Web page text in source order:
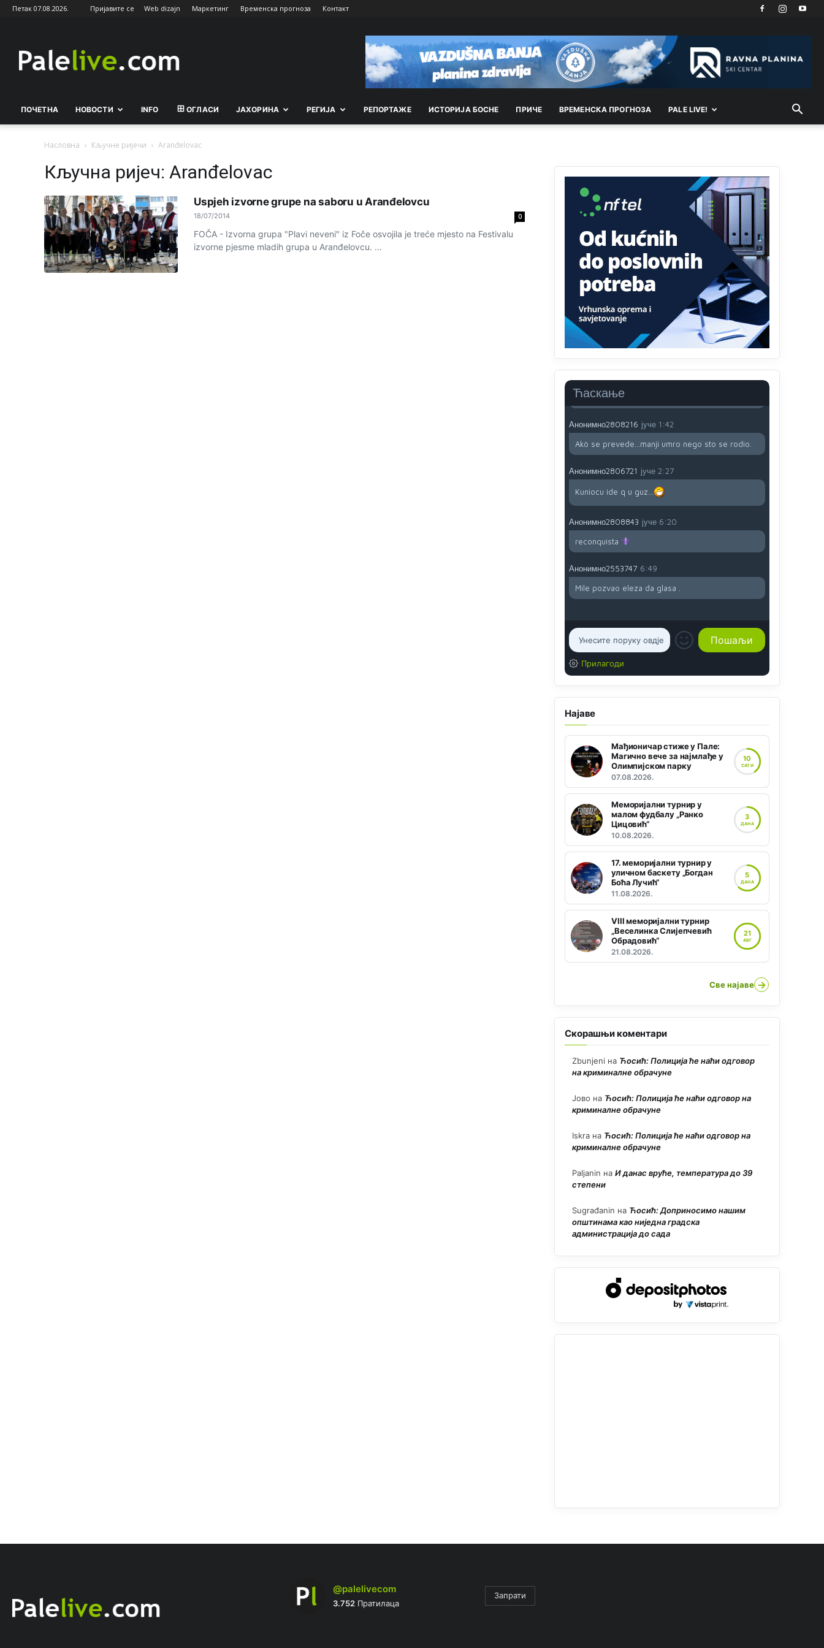
Петак 07.08.2026. Пријавите се Web dizajn Маркетинг Временска прогноза Контакт
ПОЧЕТНА НОВОСТИ INFO ОГЛАСИ ЈАХОРИНА РEГИЈА РEПОРТАЖE ИСТОРИЈА БОСНЕ ПРИЧЕ ВРEМEНСКА ПРОГНОЗА PALE LIVE!
Насловна Кључне ријечи Aranđelovac
Кључна ријеч: Aranđelovac
Uspjeh izvorne grupe na saboru u Aranđelovcu
18/07/2014 0
FOČA - Izvorna grupa "Plavi neveni" iz Foče osvojila je treće mjesto na Festivalu
izvorne pjesme mladih grupa u Aranđelovcu. ...
Ћаскање
БиХ није гласала да је тзв.Косово држава.
Лупаш ко к у р а ц по самару луди турко.
Анонимно2807895 јуче
interneta,samo mu je porodica znala da je glup!
zavist.Sve
dok si ziv gaji tri stvari
dobrotu,pamet i prijateljstvo!!
791 BiH nije priznala Kosovo kao nezavisnu
državu jer genocidna tvorevina pravi smetnju a
recimo Srbija je davnopriznala.Na
svakom
proizvodu iz Srbije stoji -uvoznik za Kosovo
Sve i da se nekim čudom vojska Srbije "vrati" na
Kosovo-kome će se vratiti? Gdje je dobrodošla i
koga da brani? A imamo vojsku Kosova kojoj
želimo svako dobro i da se što bolje opreme
i mi tebi želimo dug život i tešku bolest
Анонимно2808216 јуче 1:42
Akò se prevede...manji umro nego sto se rodio.
Анонимно2806721 јуче 2:27
Kuniocu ide q u guz...
Анонимно2808843 јуче 6:20
reconquista
Анонимно2553747 6:49
Mile pozvao eleza da glasa .
Прилагоди
Најаве
Мађионичар стиже у Пале:
Магично вече за најмлађе у
Олимпијском парку
07.08.2026.
10
САТИ
Меморијални турнир у
малом фудбалу „Ранко
Цицовић“
10.08.2026.
3
ДАНА
17. меморијални турнир у
уличном баскету „Богдан
Боћа Лучић“
11.08.2026.
5
ДАНА
VIII меморијални турнир
„Веселинка Слијепчевић
Обрадовић“
21.08.2026.
21
АВГ
Све најаве →
Скорашњи коментари
Zbunjeni на Ћосић: Полиција ће наћи одговор
на криминалне обрачуне
Јово на Ћосић: Полиција ће наћи одговор на
криминалне обрачуне
Iskra на Ћосић: Полиција ће наћи одговор на
криминалне обрачуне
Paljanin на И данас вруће, температура до 39
степени
Sugrađanin на Ћосић: Доприносимо нашим
општинама као ниједна градска
администрација до сада
@palelivecom
3.752Пратилаца
Запрати